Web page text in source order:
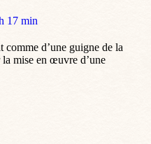
17 min
comme d’une guigne de la
mise en œuvre d’une